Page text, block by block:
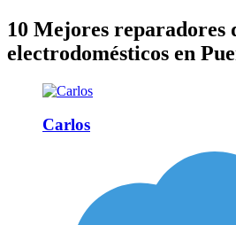
10 Mejores reparadores
electrodomésticos en
Carlos